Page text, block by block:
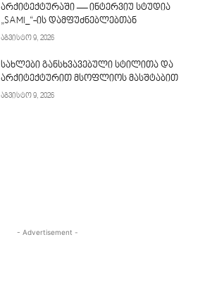
არქიტექტურაში — ინტერვიუ სტუდია
„SAMI_“-ის დამფუძნებლებთან
აგვისტო 9, 2026
სახლები განსხვავებული სტილითა და
არქიტექტურით მსოფლიოს მასშტაბით
აგვისტო 9, 2026
- Advertisement -